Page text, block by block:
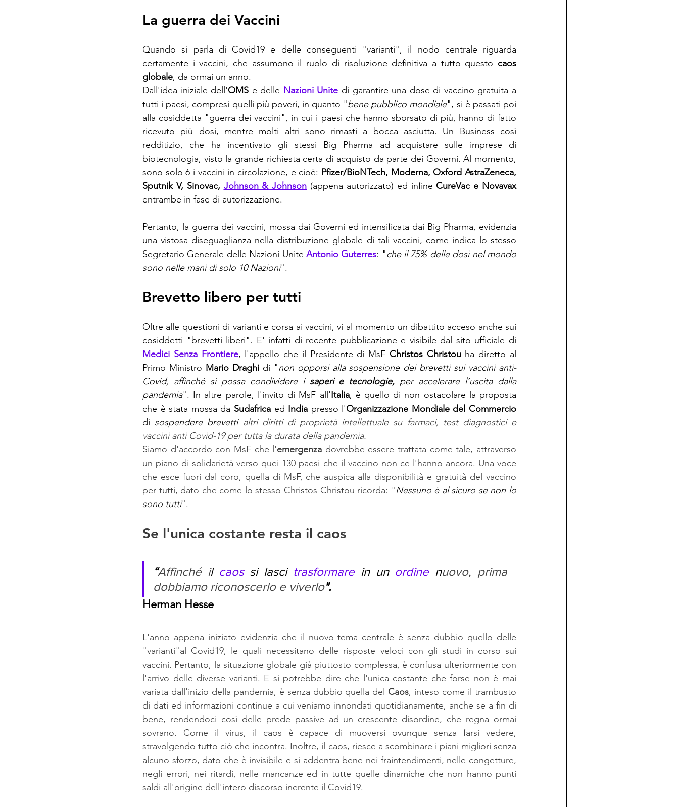
La guerra dei Vaccini
Quando si parla di Covid19 e delle conseguenti "varianti", il nodo centrale riguarda
certamente i vaccini, che assumono il ruolo di risoluzione definitiva a tutto questo caos
globale, da ormai un anno.
Dall'idea iniziale dell'OMS e delle Nazioni Unite di garantire una dose di vaccino gratuita a
tutti i paesi, compresi quelli più poveri, in quanto "bene pubblico mondiale", si è passati poi
alla cosiddetta "guerra dei vaccini", in cui i paesi che hanno sborsato di più, hanno di fatto
ricevuto più dosi, mentre molti altri sono rimasti a bocca asciutta. Un Business così
redditizio, che ha incentivato gli stessi Big Pharma ad acquistare sulle imprese di
biotecnologia, visto la grande richiesta certa di acquisto da parte dei Governi. Al momento,
sono solo 6 i vaccini in circolazione, e cioè: Pfizer/BioNTech, Moderna, Oxford AstraZeneca,
Sputnik V, Sinovac, Johnson & Johnson (appena autorizzato) ed infine
CureVac e Novavax
entrambe in fase di autorizzazione.
Pertanto, la guerra dei vaccini, mossa dai Governi ed intensificata dai Big Pharma, evidenzia
una vistosa diseguaglianza nella distribuzione globale di tali vaccini, come indica lo stesso
Segretario Generale delle Nazioni Unite Antonio Guterres: "che il 75% delle dosi nel mondo
sono nelle mani di solo 10 Nazioni".
Brevetto libero per tutti
Oltre alle questioni di varianti e corsa ai vaccini, vi al momento un dibattito acceso anche sui
Medici Senza Frontiere, l'appello che il Presidente di MsF Christos Christou ha diretto al
Primo Ministro Mario Draghi di "non opporsi alla sospensione dei brevetti sui vaccini anti-
Covid, affinché si possa condividere i saperi e tecnologie, per accelerare l’uscita dalla
pandemia". In altre parole, l'invito di MsF all'Italia, è quello di non ostacolare la proposta
che è stata mossa da Sudafrica ed India presso l'Organizzazione Mondiale del Commercio
di sospendere brevetti altri diritti di proprietà intellettuale su farmaci, test diagnostici e
vaccini anti Covid-19 per tutta la durata della pandemia.
Siamo d'accordo con MsF che l'emergenza dovrebbe essere trattata come tale, attraverso
un piano di solidarietà verso quei 130 paesi che il vaccino non ce l'hanno ancora. Una voce
che esce fuori dal coro, quella di MsF, che auspica alla disponibilità e gratuità del vaccino
per tutti, dato che come lo stesso Christos Christou ricorda: "Nessuno è al sicuro se non lo
sono tutti".
Se l'unica costante resta il caos
“Affinché il caos si lasci trasformare in un ordine nuovo, prima
dobbiamo riconoscerlo e viverlo".
Herman Hesse
L'anno appena iniziato evidenzia che il nuovo tema centrale è senza dubbio quello delle
"varianti"al Covid19, le quali necessitano delle risposte veloci con gli studi in corso sui
vaccini. Pertanto, la situazione globale già piuttosto complessa, è confusa ulteriormente con
l'arrivo delle diverse varianti. E si potrebbe dire che l'unica costante che forse non è mai
variata dall'inizio della pandemia, è senza dubbio quella del Caos, inteso come il trambusto
di dati ed informazioni continue a cui veniamo innondati quotidianamente, anche se a fin di
bene, rendendoci così delle prede passive ad un crescente disordine, che regna ormai
sovrano. Come il virus, il caos è capace di muoversi ovunque senza farsi vedere,
stravolgendo tutto ciò che incontra. Inoltre, il caos, riesce a scombinare i piani migliori senza
alcuno sforzo, dato che è invisibile e si addentra bene nei fraintendimenti, nelle congetture,
negli errori, nei ritardi, nelle mancanze ed in tutte quelle dinamiche che non hanno punti
saldi all'origine dell'intero discorso inerente il Covid19.